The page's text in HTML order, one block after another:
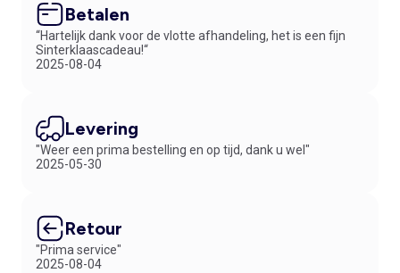
Betalen
“Hartelijk dank voor de vlotte afhandeling, het is een fijn
Sinterklaascadeau!“
2025-08-04
Levering
"Weer een prima bestelling en op tijd, dank u wel"
2025-05-30
Retour
"Prima service"
2025-08-04